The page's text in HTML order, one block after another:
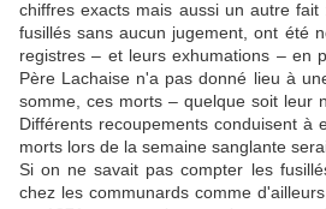
chiffres exacts mais aussi un autre
fusillés sans aucun jugement, ont été
registres – et leurs exhumations – en
Père Lachaise n'a pas donné lieu à
somme, ces morts – quelque soit leur
Différents recoupements conduisent à
morts lors de la semaine sanglante
Si on ne savait pas compter les
chez les communards comme